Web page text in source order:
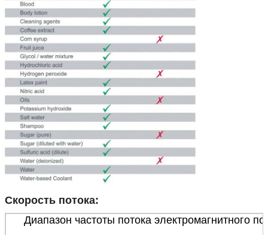
Скорость потока:
Диапазон частоты потока электромагнитного